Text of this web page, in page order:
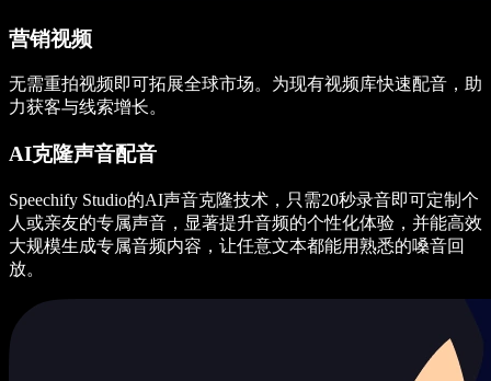
营销视频
无需重拍视频即可拓展全球市场。为现有视频库快速配音，助
力获客与线索增长。
AI克隆声音配音
Speechify Studio的AI声音克隆技术，只需20秒录音即可定制个
人或亲友的专属声音，显著提升音频的个性化体验，并能高效
大规模生成专属音频内容，让任意文本都能用熟悉的嗓音回
放。